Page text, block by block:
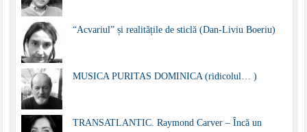
“Acvariul” și realitățile de sticlă (Dan-Liviu Boeriu)
MUSICA PURITAS DOMINICA (ridicolul… )
TRANSATLANTIC. Raymond Carver – Încă un